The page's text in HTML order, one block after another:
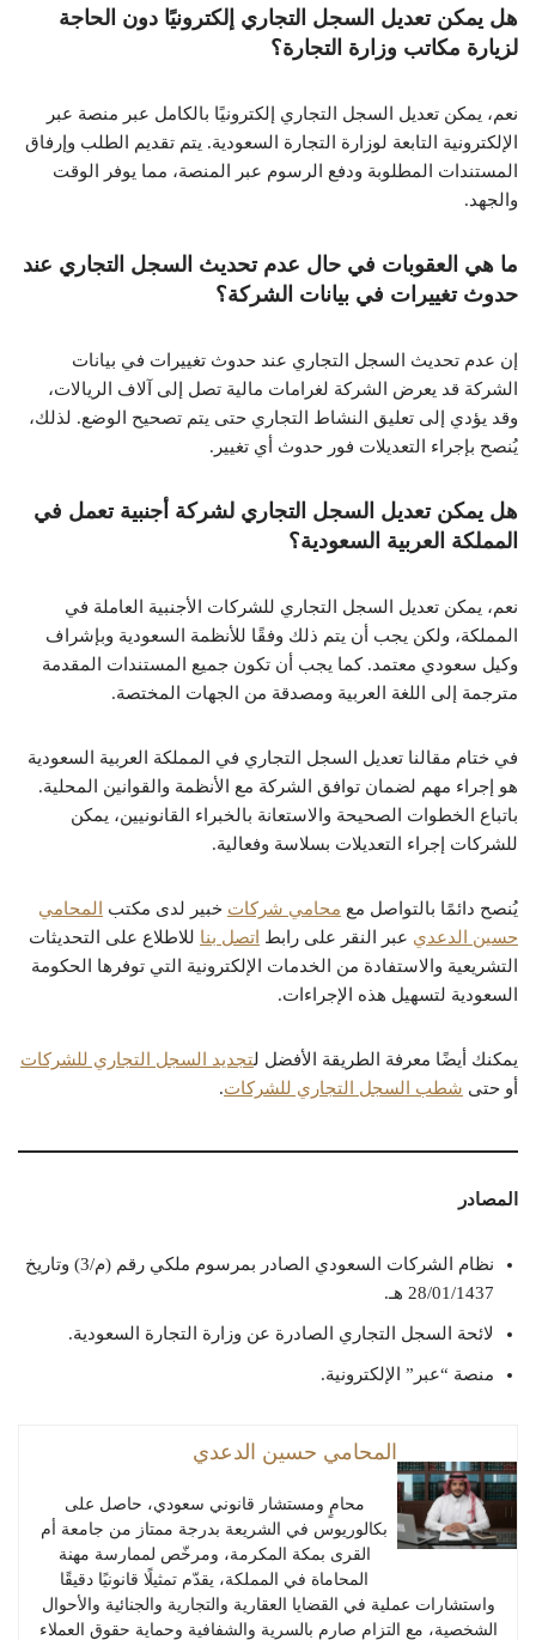
هل يمكن تعديل السجل التجاري إلكترونيًا دون الحاجة
لزيارة مكاتب وزارة التجارة؟
نعم، يمكن تعديل السجل التجاري إلكترونيًا بالكامل عبر منصة عبر
الإلكترونية التابعة لوزارة التجارة السعودية. يتم تقديم الطلب وإرفاق
المستندات المطلوبة ودفع الرسوم عبر المنصة، مما يوفر الوقت
والجهد.
ما هي العقوبات في حال عدم تحديث السجل التجاري عند
حدوث تغييرات في بيانات الشركة؟
إن عدم تحديث السجل التجاري عند حدوث تغييرات في بيانات
الشركة قد يعرض الشركة لغرامات مالية تصل إلى آلاف الريالات،
وقد يؤدي إلى تعليق النشاط التجاري حتى يتم تصحيح الوضع. لذلك،
يُنصح بإجراء التعديلات فور حدوث أي تغيير.
هل يمكن تعديل السجل التجاري لشركة أجنبية تعمل في
المملكة العربية السعودية؟
نعم، يمكن تعديل السجل التجاري للشركات الأجنبية العاملة في
المملكة، ولكن يجب أن يتم ذلك وفقًا للأنظمة السعودية وبإشراف
وكيل سعودي معتمد. كما يجب أن تكون جميع المستندات المقدمة
مترجمة إلى اللغة العربية ومصدقة من الجهات المختصة.
في ختام مقالنا تعديل السجل التجاري في المملكة العربية السعودية
هو إجراء مهم لضمان توافق الشركة مع الأنظمة والقوانين المحلية.
باتباع الخطوات الصحيحة والاستعانة بالخبراء القانونيين، يمكن
للشركات إجراء التعديلات بسلاسة وفعالية.
يُنصح دائمًا بالتواصل مع محامي شركات خبير لدى مكتب
المحامي
حسين الدعدي عبر النقر على رابط اتصل بنا للاطلاع على التحديثات
التشريعية والاستفادة من الخدمات الإلكترونية التي توفرها الحكومة
السعودية لتسهيل هذه الإجراءات.
يمكنك أيضًا معرفة الطريقة الأفضل لتجديد السجل التجاري للشركات
أو حتى شطب السجل التجاري للشركات.
المصادر
نظام الشركات السعودي الصادر بمرسوم ملكي رقم (م/3) وتاريخ
28/01/1437 هـ.
لائحة السجل التجاري الصادرة عن وزارة التجارة السعودية.
منصة “عبر” الإلكترونية.
المحامي حسين الدعدي
محامٍ ومستشار قانوني سعودي، حاصل على
بكالوريوس في الشريعة بدرجة ممتاز من جامعة أم
القرى بمكة المكرمة، ومرخّص لممارسة مهنة
المحاماة في المملكة، يقدّم تمثيلًا قانونيًا دقيقًا
واستشارات عملية في القضايا العقارية والتجارية والجنائية والأحوال
الشخصية، مع التزام صارم بالسرية والشفافية وحماية حقوق العملاء